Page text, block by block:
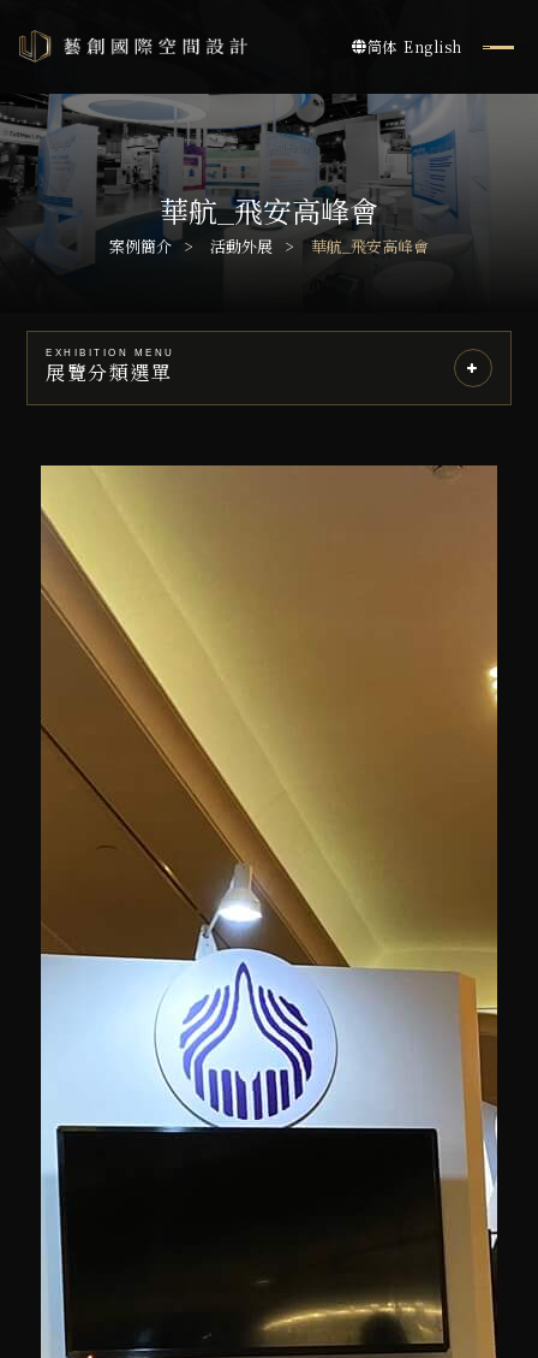
简体 English
華航_飛安高峰會
案例簡介 活動外展 華航_飛安高峰會
EXHIBITION MENU
展覽分類選單